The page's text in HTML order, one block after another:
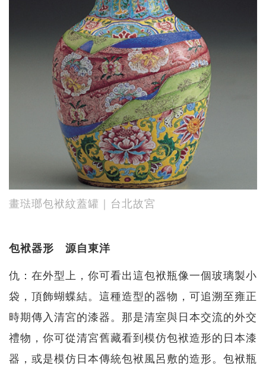
畫琺瑯包袱紋蓋罐｜台北故宮
包袱器形 源自東洋
仇：在外型上，你可看出這包袱瓶像一個玻璃製小
袋，頂飾蝴蝶結。這種造型的器物，可追溯至雍正
時期傳入清宮的漆器。那是清室與日本交流的外交
禮物，你可從清宮舊藏看到模仿包袱造形的日本漆
器，或是模仿日本傳統包袱風呂敷的造形。包袱瓶